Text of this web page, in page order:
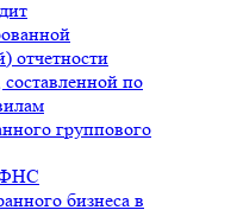
отчетности
по
группового
бизнеса в